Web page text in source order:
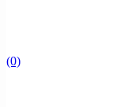
(0)